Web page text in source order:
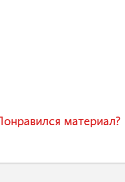
Понравился